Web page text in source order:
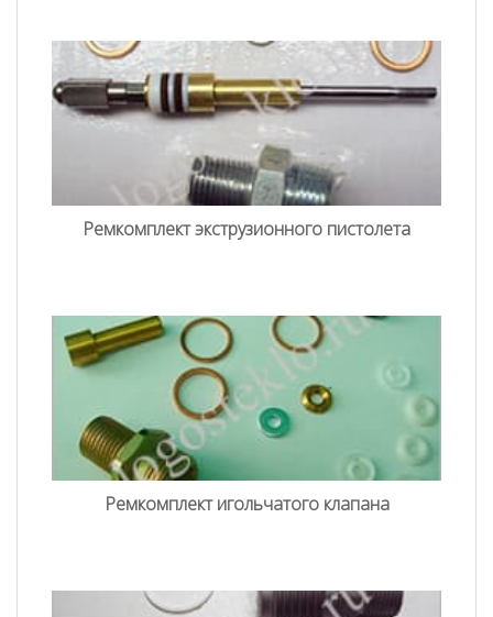
Ремкомплект экструзионного пистолета
Ремкомплект игольчатого клапана